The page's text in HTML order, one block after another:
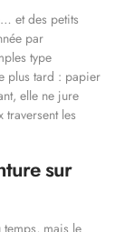
et des petits
par
type
plus tard : papier
elle ne jure
les
sur
mais le